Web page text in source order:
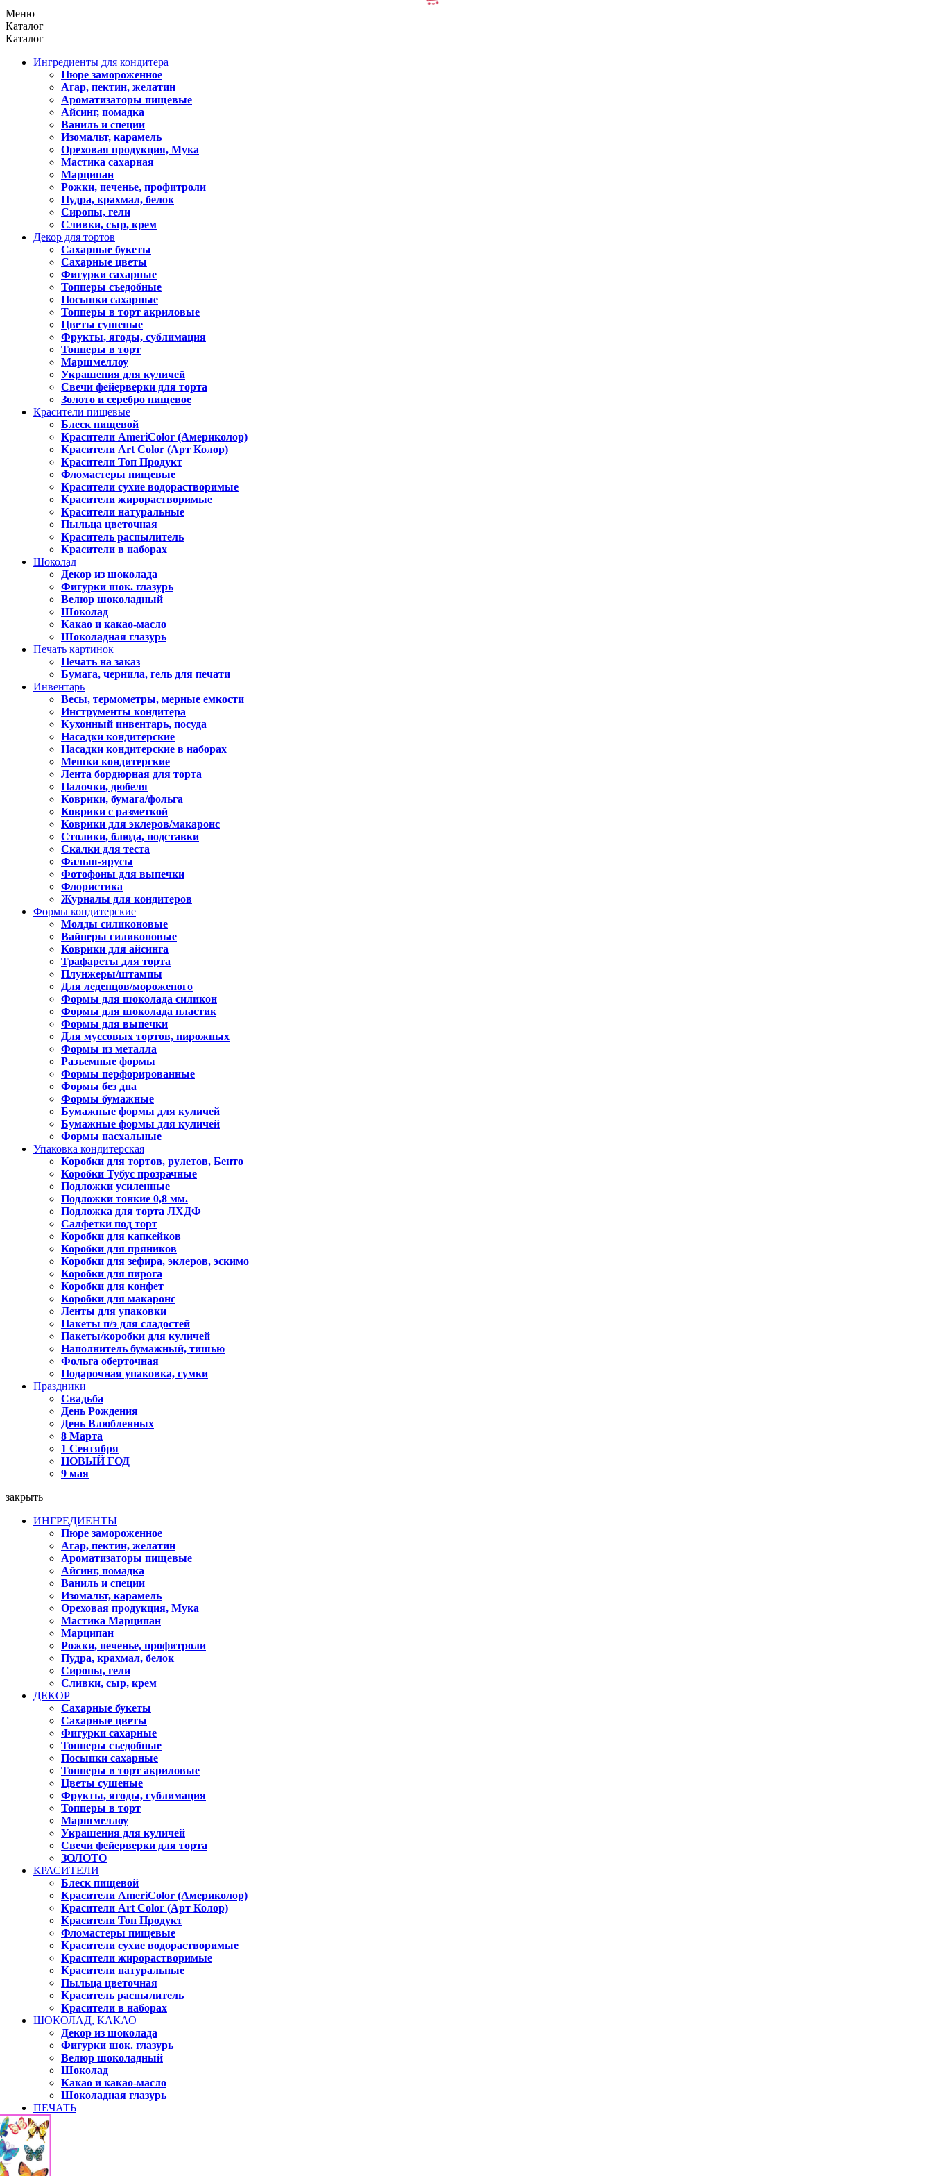
Меню
Каталог
Каталог
Ингредиенты для кондитера
Пюре замороженное
Агар, пектин, желатин
Ароматизаторы пищевые
Айсинг, помадка
Ваниль и специи
Изомальт, карамель
Ореховая продукция, Мука
Мастика сахарная
Марципан
Рожки, печенье, профитроли
Пудра, крахмал, белок
Сиропы, гели
Сливки, сыр, крем
Декор для тортов
Сахарные букеты
Сахарные цветы
Фигурки сахарные
Топперы съедобные
Посыпки сахарные
Топперы в торт акриловые
Цветы сушеные
Фрукты, ягоды, сублимация
Топперы в торт
Маршмеллоу
Украшения для куличей
Свечи фейерверки для торта
Золото и серебро пищевое
Красители пищевые
Блеск пищевой
Красители AmeriColor (Америколор)
Красители Art Color (Арт Колор)
Красители Топ Продукт
Фломастеры пищевые
Красители сухие водорастворимые
Красители жирорастворимые
Красители натуральные
Пыльца цветочная
Краситель распылитель
Красители в наборах
Шоколад
Декор из шоколада
Фигурки шок. глазурь
Велюр шоколадный
Шоколад
Какао и какао-масло
Шоколадная глазурь
Печать картинок
Печать на заказ
Бумага, чернила, гель для печати
Инвентарь
Весы, термометры, мерные емкости
Инструменты кондитера
Кухонный инвентарь, посуда
Насадки кондитерские
Насадки кондитерские в наборах
Мешки кондитерские
Лента бордюрная для торта
Палочки, дюбеля
Коврики, бумага/фольга
Коврики с разметкой
Коврики для эклеров/макаронс
Столики, блюда, подставки
Скалки для теста
Фальш-ярусы
Фотофоны для выпечки
Флористика
Журналы для кондитеров
Формы кондитерские
Молды силиконовые
Вайнеры силиконовые
Коврики для айсинга
Трафареты для торта
Плунжеры/штампы
Для леденцов/мороженого
Формы для шоколада силикон
Формы для шоколада пластик
Формы для выпечки
Для муссовых тортов, пирожных
Формы из металла
Разъемные формы
Формы перфорированные
Формы без дна
Формы бумажные
Бумажные формы для куличей
Бумажные формы для куличей
Формы пасхальные
Упаковка кондитерская
Коробки для тортов, рулетов, Бенто
Коробки Тубус прозрачные
Подложки усиленные
Подложки тонкие 0,8 мм.
Подложка для торта ЛХДФ
Салфетки под торт
Коробки для капкейков
Коробки для пряников
Коробки для зефира, эклеров, эскимо
Коробки для пирога
Коробки для конфет
Коробки для макаронс
Ленты для упаковки
Пакеты п/э для сладостей
Пакеты/коробки для куличей
Наполнитель бумажный, тишью
Фольга оберточная
Подарочная упаковка, сумки
Праздники
Свадьба
День Рождения
День Влюбленных
8 Марта
1 Сентября
НОВЫЙ ГОД
9 мая
закрыть
ИНГРЕДИЕНТЫ
Пюре замороженное
Агар, пектин, желатин
Ароматизаторы пищевые
Айсинг, помадка
Ваниль и специи
Изомальт, карамель
Ореховая продукция, Мука
Мастика Марципан
Марципан
Рожки, печенье, профитроли
Пудра, крахмал, белок
Сиропы, гели
Сливки, сыр, крем
ДЕКОР
Сахарные букеты
Сахарные цветы
Фигурки сахарные
Топперы съедобные
Посыпки сахарные
Топперы в торт акриловые
Цветы сушеные
Фрукты, ягоды, сублимация
Топперы в торт
Маршмеллоу
Украшения для куличей
Свечи фейерверки для торта
ЗОЛОТО
КРАСИТЕЛИ
Блеск пищевой
Красители AmeriColor (Америколор)
Красители Art Color (Арт Колор)
Красители Топ Продукт
Фломастеры пищевые
Красители сухие водорастворимые
Красители жирорастворимые
Красители натуральные
Пыльца цветочная
Краситель распылитель
Красители в наборах
ШОКОЛАД, КАКАО
Декор из шоколада
Фигурки шок. глазурь
Велюр шоколадный
Шоколад
Какао и какао-масло
Шоколадная глазурь
ПЕЧАТЬ